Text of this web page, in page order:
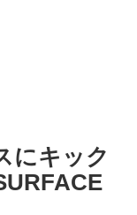
にキック